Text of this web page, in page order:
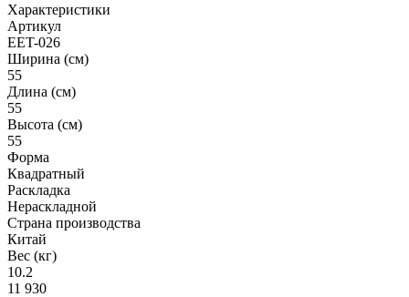
Характеристики
Артикул
EET-026
Ширина (см)
55
Длина (см)
55
Высота (см)
55
Форма
Квадратный
Раскладка
Нераскладной
Страна производства
Китай
Вес (кг)
10.2
11 930